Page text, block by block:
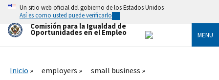
Skip
main
content
Un sitio web oficial del gobierno de los Estados Unidos
Así es como usted puede verificarlo
Comisión para la Igualdad de
Oportunidades en el Empleo MENU
Inicio employers
small business